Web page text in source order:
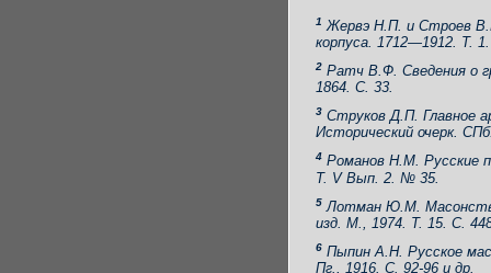
1 Жервэ Н.П. и Строев
корпуса. 1712—1912. Т.
2 Ратч В.Ф. Сведения о
1864. С. 33.
3 Струков Д.П. Главное
Исторический очерк.
4 Романов Н.М. Русские
Т. V Вып. 2. № 35.
5 Лотман Ю.М.
изд. М., 1974. Т. 15. С.
6 Пыпин А.Н. Русское
Пг., 1916. С. 92-96 и др.